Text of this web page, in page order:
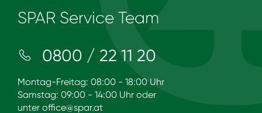
SPAR Service Team
0800 / 22 11 20
Montag-Freitag: 08:00 - 18:00 Uhr
Samstag: 09:00 - 14:00 Uhr oder
unter office@spar.at